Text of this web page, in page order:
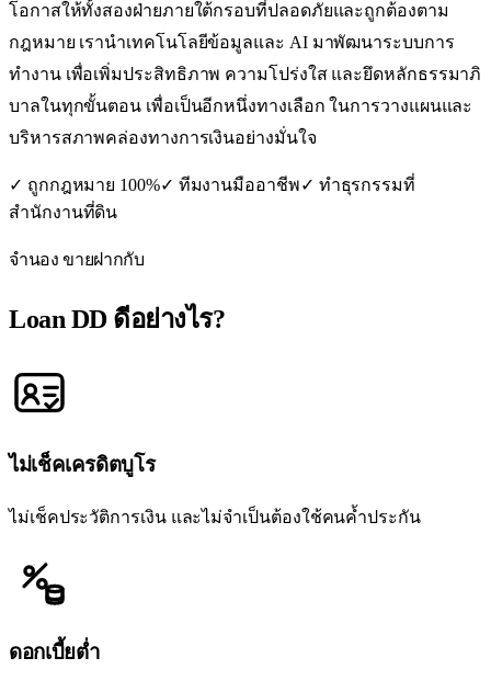
โอกาสให้ทั้งสองฝ่ายภายใต้กรอบที่ปลอดภัยและถูกต้องตาม
กฎหมาย เรานำเทคโนโลยีข้อมูลและ AI มาพัฒนาระบบการ
ทำงาน เพื่อเพิ่มประสิทธิภาพ ความโปร่งใส และยึดหลักธรรมาภิ
บาลในทุกขั้นตอน เพื่อเป็นอีกหนึ่งทางเลือก ในการวางแผนและ
บริหารสภาพคล่องทางการเงินอย่างมั่นใจ
✓ ถูกกฎหมาย 100%✓ ทีมงานมืออาชีพ✓ ทำธุรกรรมที่
สำนักงานที่ดิน
จำนอง ขายฝากกับ
Loan DDดีอย่างไร?
ไม่เช็คเครดิตบูโร
ไม่เช็คประวัติการเงิน และไม่จำเป็นต้องใช้คนค้ำประกัน
ดอกเบี้ยต่ำ